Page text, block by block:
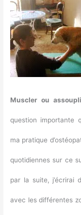
Muscler ou
question importante
ma pratique
quotidiennes sur ce
par la suite, j’écrirai
avec les différentes